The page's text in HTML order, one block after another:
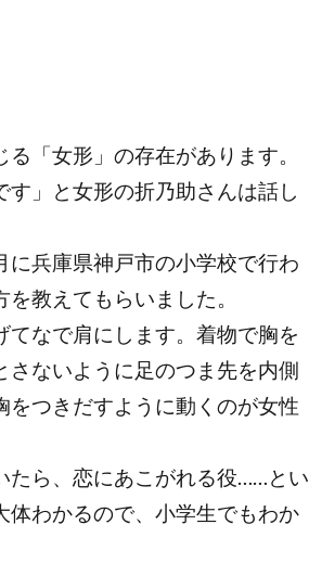
「女形」の存在があります。
す」と女形の折乃助さんは話し
兵庫県神戸市の小学校で行わ
教えてもらいました。
なで肩にします。着物で胸を
ないように足のつま先を内側
つきだすように動くのが女性
たら、恋にあこがれる役……とい
体わかるので、小学生でもわか